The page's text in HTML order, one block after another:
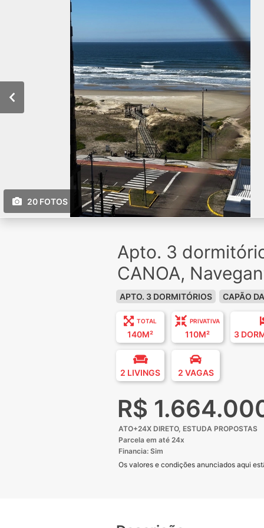
20 FOTOS
Apto. 3
CANOA,
APTO. 3 DORMITÓRIOS CAPÃO
TOTAL
140M²
PRIVATIVA
110M² 3
2 LIVINGS 2 VAGAS
R$
ATO+24X DIRETO, ESTUDA PROPOSTAS
Parcela em até 24x
Financia: Sim
Os valores e condições anunciados aqui